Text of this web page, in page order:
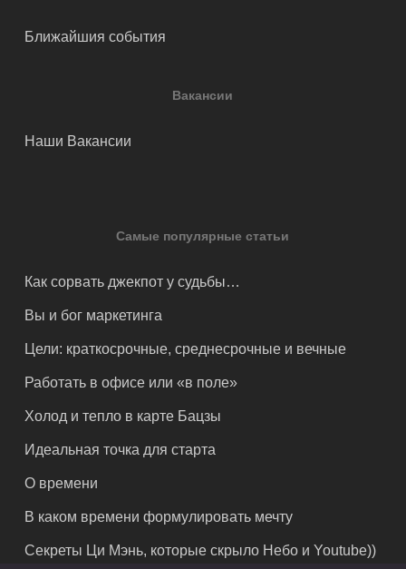
Ближайшия события
Вакансии
Наши Вакансии
Самые популярные статьи
Как сорвать джекпот у судьбы…
Вы и бог маркетинга
Цели: краткосрочные, среднесрочные и вечные
Работать в офисе или «в поле»
Холод и тепло в карте Бацзы
Идеальная точка для старта
О времени
В каком времени формулировать мечту
Секреты Ци Мэнь, которые скрыло Небо и Youtube))